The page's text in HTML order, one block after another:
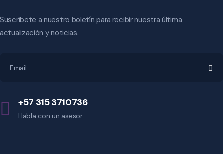
Suscríbete a nuestro boletín para recibir nuestra última
actualización y noticias.
+57 315 3710736
Habla con un asesor